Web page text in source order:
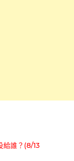
給誰？(8/13